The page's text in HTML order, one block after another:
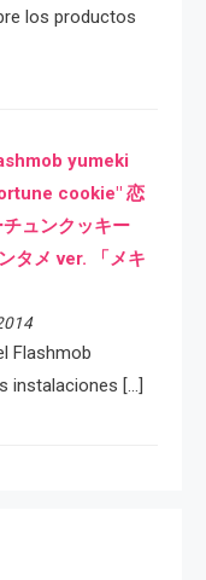
los productos
yumeki
cookie" 恋
ュンクッキー
タメ ver. 「メキ
Flashmob
instalaciones […]